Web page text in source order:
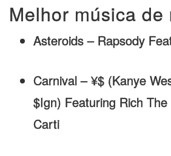
Melhor música de
Asteroids – Rapsody
Carnival – ¥$ (Kanye
$Ign) Featuring Rich
Carti